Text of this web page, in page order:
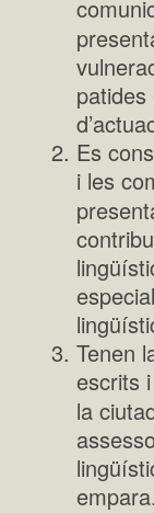
Es
i les
Tenen
escrits
la
empara.